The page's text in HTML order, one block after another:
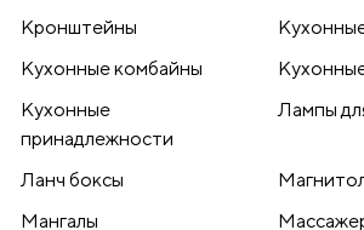
Кронштейны
Кухонные комбайны
Кухонные
принадлежности
Лампы
Ланч боксы
Мангалы